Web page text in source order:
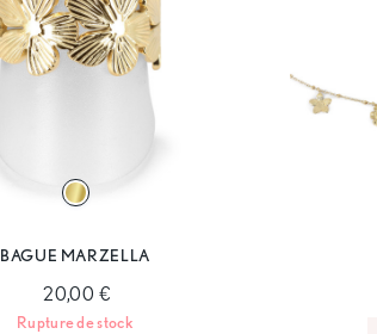
BAGUE MARZELLA
20,00 €
Rupture de stock